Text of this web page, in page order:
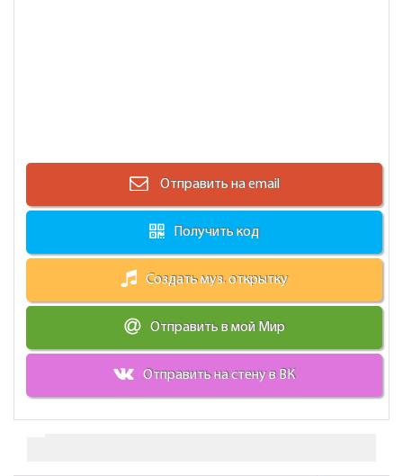
Отправить на email
Получить код
Создать муз. открытку
Отправить в мой Мир
Отправить на стену в ВК